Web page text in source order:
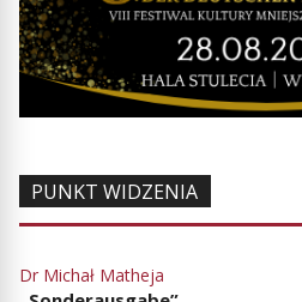
PUNKT WIDZENIA
Dr Michał Matheja